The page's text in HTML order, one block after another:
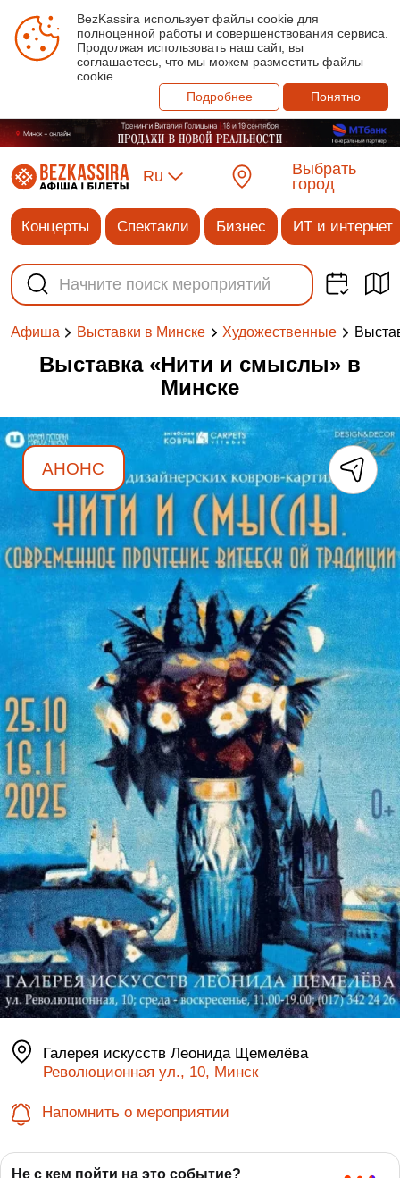
BezKassira использует файлы cookie для
полноценной работы и совершенствования сервиса.
Продолжая использовать наш сайт, вы
соглашаетесь, что мы можем разместить файлы
cookie.
Подробнее
Понятно
Ru
Выбрать
город
Концерты Спектакли Бизнес ИТ и интернет
Афиша Выставки в Минске Художественные
Выставка «Нити и смыслы» в
Минске
АНОНС
Галерея искусств Леонида Щемелёва
Революционная ул., 10, Минск
Напомнить о мероприятии